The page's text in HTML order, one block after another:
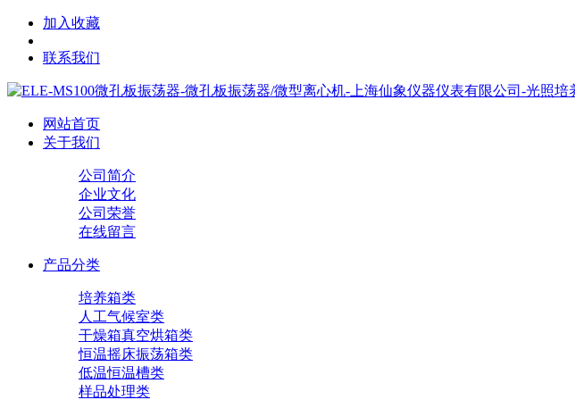
加入收藏
联系我们
网站首页
关于我们
公司简介
企业文化
公司荣誉
在线留言
产品分类
培养箱类
人工气候室类
干燥箱真空烘箱类
恒温摇床振荡箱类
低温恒温槽类
样品处理类